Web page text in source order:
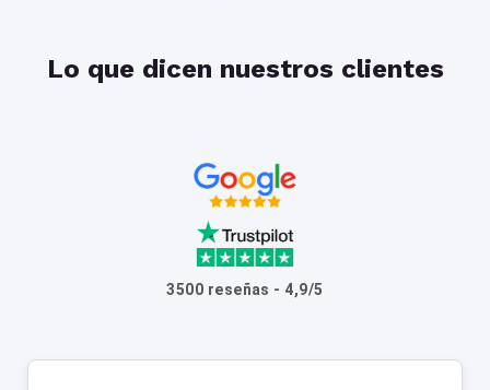
Lo que dicen nuestros clientes
3500 reseñas - 4,9/5